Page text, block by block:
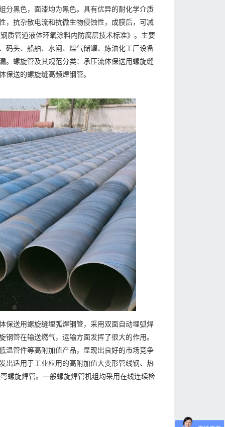
分黑色，面漆均为黑色。具有优异的耐化学介质
，抗杂散电流和抗微生物侵蚀性，成膜后，可减
质管道液体环氧涂料内防腐层技术标准》。主要
码头、船舶、水闸、煤气储罐、炼油化工厂设备
。螺旋管及其规范分类：承压流体保送用螺旋缝
保送的螺旋缝高频焊钢管。
保送用螺旋缝埋弧焊钢管，采用双面自动埋弧焊
管在输送燃气，运输方面发挥了很大的作用。
温管件等高附加值产品，显现出良好的市场竞争
出适用于工业应用的高附加值大变形管线钢、热
螺旋焊管。一般螺旋焊管机组均采用在线连续检